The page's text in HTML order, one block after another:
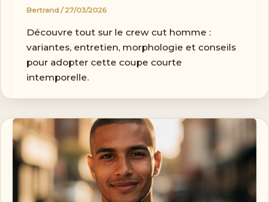
Bertrand/27/03/2026
Découvre tout sur le crew cut homme :
variantes, entretien, morphologie et conseils
pour adopter cette coupe courte
intemporelle.